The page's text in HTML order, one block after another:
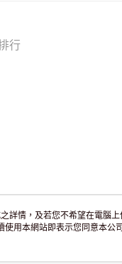
行
詳情，及若您不希望在電腦
使用本網站即表示您同意本公